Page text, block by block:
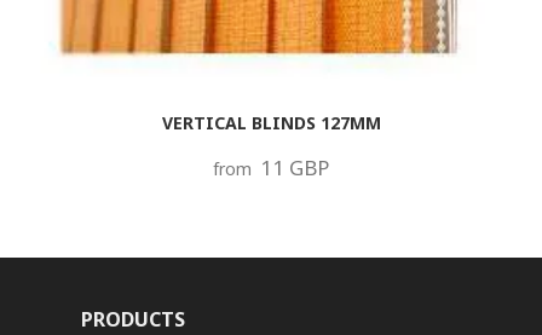
VERTICAL BLINDS 127MM
from 11 GBP
PRODUCTS